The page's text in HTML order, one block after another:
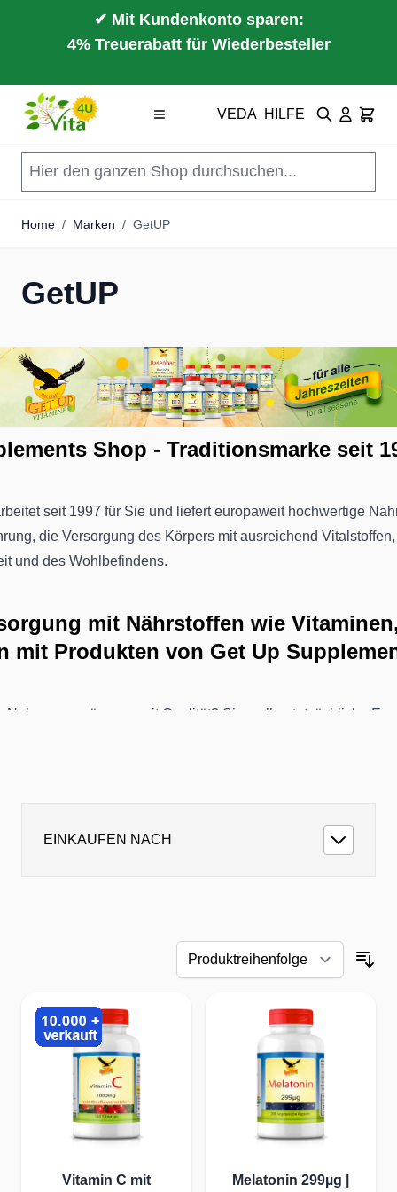
✔ Mit Kundenkonto sparen:
4% Treuerabatt für Wiederbesteller
Direkt zum Inhalt
VEDA HILFE Suche Cart
Home / Marken / GetUP
GetUP
Shop - Traditionsmarke seit
seit 1997 für Sie und liefert europaweit hochwertige
die Versorgung des Körpers mit ausreichend
und des Wohlbefindens.
mit Nährstoffen wie
mit Produkten von Get Up
Nahrungsergänzung mit Qualität? Sie wollen tatsächliche
permanenter Verbesserung von Nährmitteln mit dem Fokus
als Lutschpastillen oder Kapseln.
kann mit GetUP Vitamin D Produkten einem Mangel
mit Get UP bieten Komplexprodukte zur
Get UP Energy hp Multivitamine & Multimineral, Get UP
Komplex oder auch der Get UP Augen-Nährstoff
der benötigten Mikronährstoffe, die sorgfältig
EINKAUFEN NACH
Vitamin C mit
Melatonin 299µg |